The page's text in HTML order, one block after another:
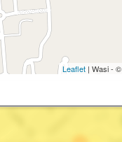
Leaflet | Wasi - ©